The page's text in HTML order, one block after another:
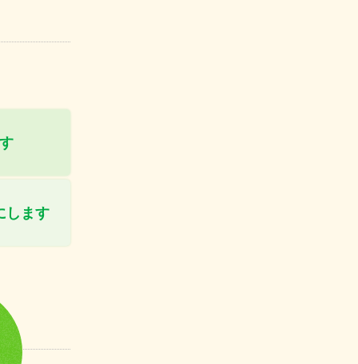
します